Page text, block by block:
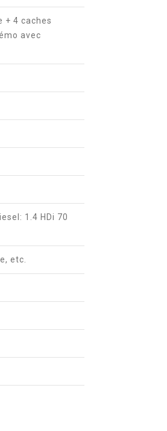
+ 4 caches
avec
1.4 HDi 70
etc.